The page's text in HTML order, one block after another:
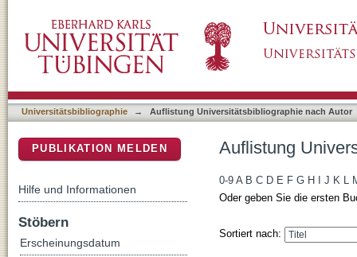
Universitätsbibliographie → Auflistung Universitätsbibliographie nach Autor
Auflistung
0-9 A B C D E F G H J K L
Oder geben Sie die ersten
Sortiert nach:
PUBLIKATION MELDEN
Hilfe und Informationen
Stöbern
Erscheinungsdatum